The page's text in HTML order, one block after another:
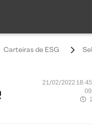
Carteiras de ESG
21/02/2022